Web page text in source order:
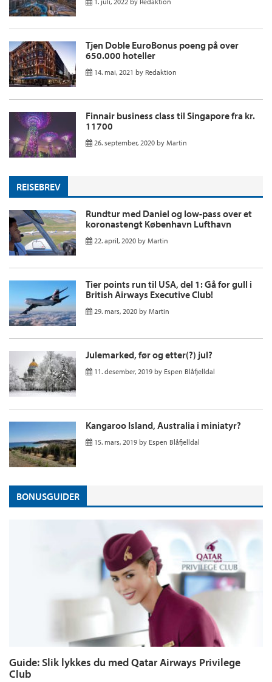
Tjen Doble EuroBonus poeng på over
650.000 hoteller
14. mai, 2021 by Redaktion
Finnair business class til Singapore fra kr.
11700
26. september, 2020 by Martin
REISEBREV
Rundtur med Daniel og low-pass over et
koronastengt København Lufthavn
22. april, 2020 by Martin
Tier points run til USA, del 1: Gå for gull i
British Airways Executive Club!
29. mars, 2020 by Martin
Julemarked, før og etter(?) jul?
11. desember, 2019 by Espen Blåfjelldal
Kangaroo Island, Australia i miniatyr?
15. mars, 2019 by Espen Blåfjelldal
BONUSGUIDER
Guide: Slik lykkes du med Qatar Airways Privilege
Club